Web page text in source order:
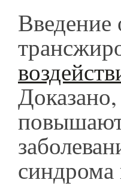
Введение
синдрома